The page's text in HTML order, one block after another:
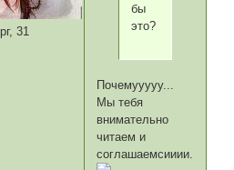
31
бы
это?
Почемууууу...
Мы тебя
внимательно
читаем и
соглашаемсииии....